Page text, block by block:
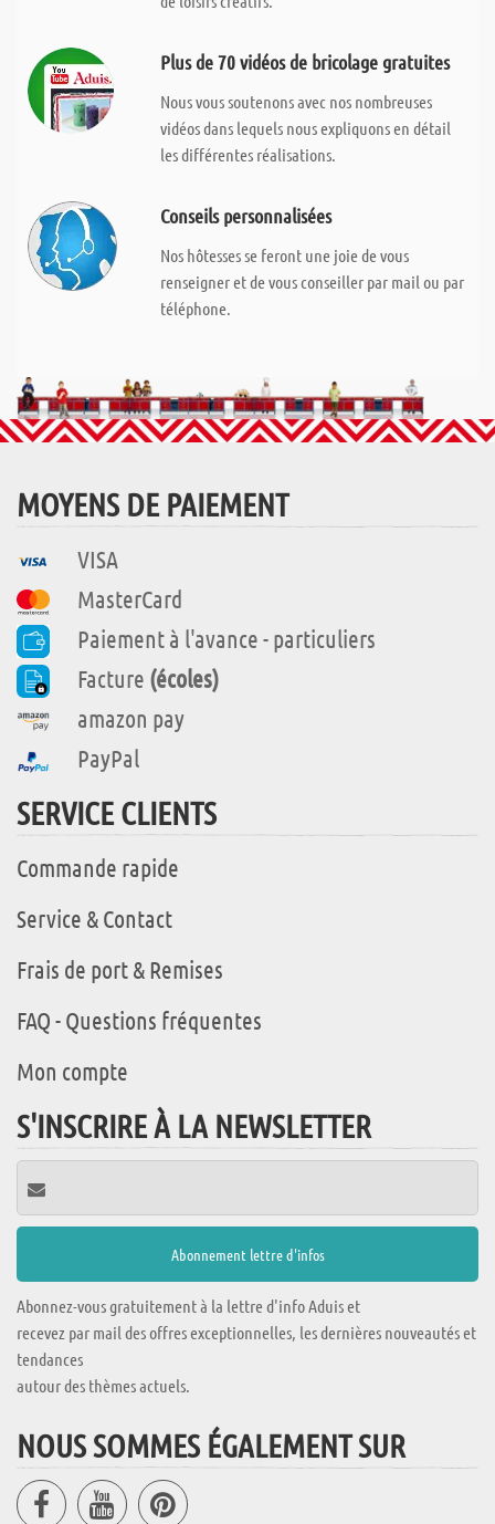
Plus de 70 vidéos de bricolage gratuites
Nous vous soutenons avec nos nombreuses
vidéos dans lequels nous expliquons en détail
les différentes réalisations.
Conseils personnalisées
Nos hôtesses se feront une joie de vous
renseigner et de vous conseiller par mail ou par
téléphone.
MOYENS DE PAIEMENT
VISA
MasterCard
Paiement à l'avance - particuliers
Facture (écoles)
amazon pay
PayPal
SERVICE CLIENTS
Commande rapide
Service & Contact
Frais de port & Remises
FAQ - Questions fréquentes
Mon compte
S'INSCRIRE À LA NEWSLETTER
Abonnez-vous gratuitement à la lettre d'info Aduis et
recevez par mail des offres exceptionnelles, les dernières nouveautés et
tendances
autour des thèmes actuels.
NOUS SOMMES ÉGALEMENT SUR